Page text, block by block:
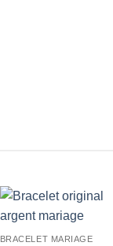
BRACELET MARIAGE